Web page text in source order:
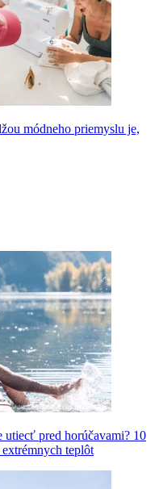
módneho priemyslu je,
pred horúčavami? 10
teplôt